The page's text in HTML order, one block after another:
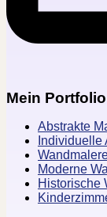
Mein Portfolio
Abstrakte
Individuelle
Moderne
Historische